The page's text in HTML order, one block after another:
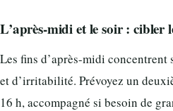
L’après-midi et le soir : cibler
Les fins d’après-midi
et d’irritabilité. Prévoyez un
16 h, accompagné si besoin de